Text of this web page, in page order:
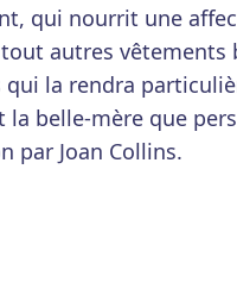
qui nourrit une
autres vêtements
la rendra
belle-mère que
par Joan Collins.